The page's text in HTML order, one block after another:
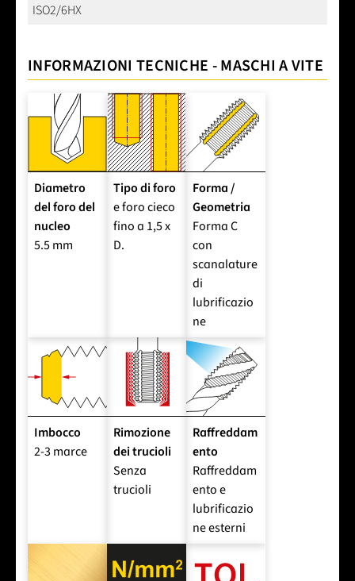
ISO2/6HX
INFORMAZIONI TECNICHE - MASCHI A VITE
Diametro
del foro del
nucleo
5.5 mm
Tipo di foro
e foro cieco
fino a 1,5 x
D.
Forma /
Geometria
Forma C
con
scanalature
di
lubrificazio
ne
Imbocco
2-3 marce
Rimozione
dei trucioli
Senza
trucioli
Raffreddam
ento
Raffreddam
ento e
lubrificazio
ne esterni